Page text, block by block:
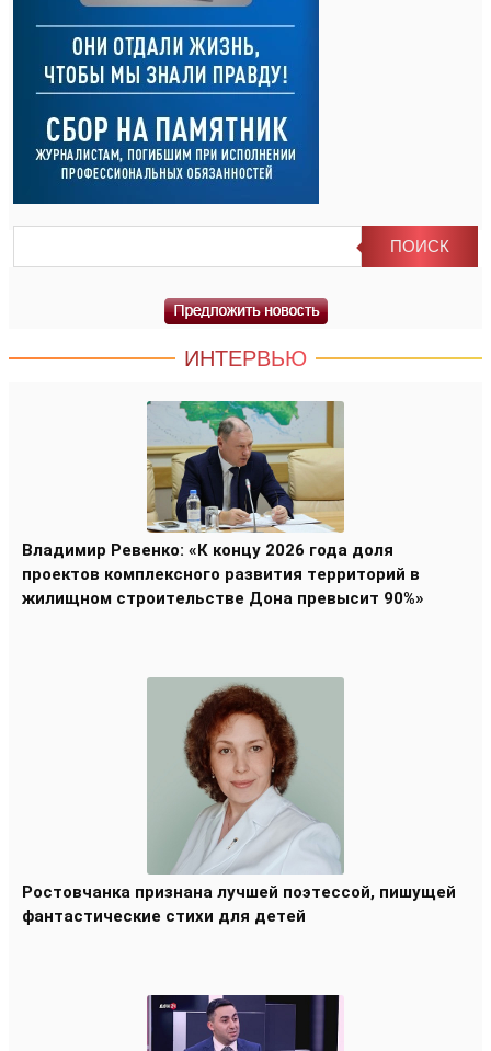
ИНТЕРВЬЮ
Владимир Ревенко: «К концу 2026 года доля
проектов комплексного развития территорий в
жилищном строительстве Дона превысит 90%»
Ростовчанка признана лучшей поэтессой, пишущей
фантастические стихи для детей